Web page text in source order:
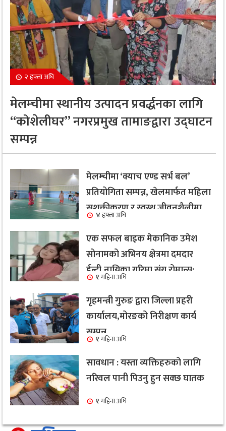
२ हफ्ता अघि
मेलम्चीमा स्थानीय उत्पादन प्रवर्द्धनका लागि
“कोशेलीघर” नगरप्रमुख तामाङद्वारा उद्घाटन
सम्पन्न
मेलम्चीमा ‘क्याच एण्ड सर्भ बल’
प्रतियोगिता सम्पन्न, खेलमार्फत महिला
सशक्तीकरण र स्वस्थ जीवनशैलीमा
जोड
४ हफ्ता अघि
एक सफल बाइक मेकानिक उमेश
सोनामको अभिनय क्षेत्रमा दमदार
ईन्ट्री,नायिका गरिमा संग रोमान्स:
हेर्नुहोस भिडियो ।
१ महिना अघि
गृहमन्त्री गुरुङ द्वारा जिल्ला प्रहरी
कार्यालय,मोरङको निरीक्षण कार्य
सम्पन्न१ महिना अघि
सावधान : यस्ता व्यक्तिहरुको लागि
नरिवल पानी पिउनु हुन सक्छ घातक
१ महिना अघि